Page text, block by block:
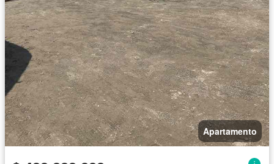
Apartamento